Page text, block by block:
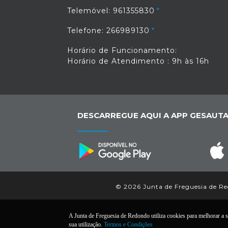
Telemóvel: 961355830
Telefone: 266989130
Horário de Funcionamento:
Horário de Atendimento : 9h às 16h
DESCARREGUE AQUI A APP
© 2026 Junta de Freguesia de
A Junta de Freguesia de Redondo utiliza cookies para melhorar a
sua utilização. Termos e Condições